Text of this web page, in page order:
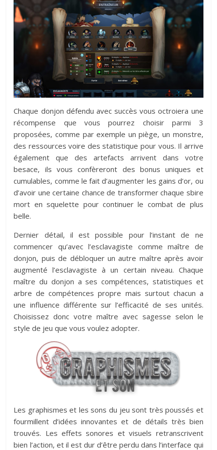
Chaque donjon défendu avec succès vous octroiera une
récompense que vous pourrez choisir parmi 3
proposées, comme par exemple un piège, un monstre,
des ressources voire des statistique pour vous. Il arrive
également que des artefacts arrivent dans votre
besace, ils vous confèreront des bonus uniques et
cumulables, comme le fait d’augmenter les gains d’or, ou
d’avoir une certaine chance de transformer chaque sbire
mort en squelette pour continuer le combat de plus
belle.
Dernier détail, il est possible pour l’instant de ne
commencer qu’avec l’esclavagiste comme maître de
donjon, puis de débloquer un autre maître après avoir
augmenté l’esclavagiste à un certain niveau. Chaque
maître du donjon a ses compétences, statistiques et
arbre de compétences propre mais surtout chacun a
une influence différente sur l’efficacité de ses unités.
Choisissez donc votre maître avec sagesse selon le
style de jeu que vous voulez adopter.
Les graphismes et les sons du jeu sont très poussés et
fourmillent d’idées innovantes et de détails très bien
trouvés. Les effets sonores et visuels retranscrivent
bien l’action, et il est dur d’être perdu dans l’interface qui